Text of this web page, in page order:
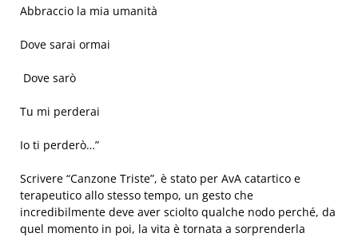
Abbraccio la mia umanità
Dove sarai ormai
Dove sarò
Tu mi perderai
Io ti perderò…”
Scrivere “Canzone Triste”, è stato per AvA catartico e
terapeutico allo stesso tempo, un gesto che
incredibilmente deve aver sciolto qualche nodo perché, da
quel momento in poi, la vita è tornata a sorprenderla